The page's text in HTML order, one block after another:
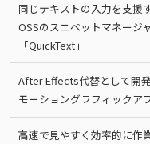
同じテキストの入力を支援
OSSのスニペットマネージ
「QuickText」
After Effects代替として開
モーショングラフィックア
高速で見やすく効率的に作